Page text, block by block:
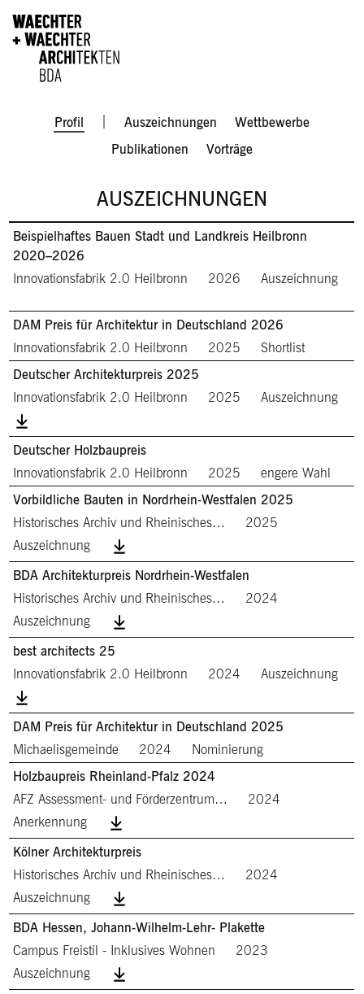
Profil Auszeichnungen
Wettbewerbe
Publikationen
Vorträge
AUSZEICHNUNGEN
Beispielhaftes Bauen Stadt und Landkreis Heilbronn
2020–2026
Innovationsfabrik 2.0 Heilbronn
2026 Auszeichnung
DAM Preis für Architektur in Deutschland 2026
Innovationsfabrik 2.0 Heilbronn
2025
Shortlist
Deutscher Architekturpreis 2025
Innovationsfabrik 2.0 Heilbronn
2025 Auszeichnung
Deutscher Holzbaupreis
Innovationsfabrik 2.0 Heilbronn
2025
engere Wahl
Vorbildliche Bauten in Nordrhein-Westfalen 2025
Historisches Archiv und Rheinisches…
2025
Auszeichnung
BDA Architekturpreis Nordrhein-Westfalen
Historisches Archiv und Rheinisches…
2024
Auszeichnung
best architects 25
Innovationsfabrik 2.0 Heilbronn
2024 Auszeichnung
DAM Preis für Architektur in Deutschland 2025
Michaelisgemeinde
2024
Nominierung
Holzbaupreis Rheinland-Pfalz 2024
AFZ Assessment- und Förderzentrum…
2024
Anerkennung
Kölner Architekturpreis
Historisches Archiv und Rheinisches…
2024
Auszeichnung
BDA Hessen, Johann-Wilhelm-Lehr- Plakette
Campus Freistil - Inklusives Wohnen
2023
Auszeichnung